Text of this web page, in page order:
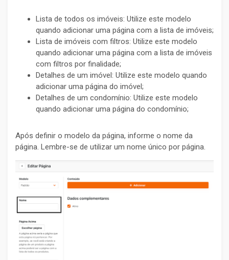
Lista de todos os imóveis: Utilize este modelo
quando adicionar uma página com a lista de imóveis;
Lista de imóveis com filtros: Utilize este modelo
quando adicionar uma página com a lista de imóveis
com filtros por finalidade;
Detalhes de um imóvel: Utilize este modelo quando
adicionar uma página do imóvel;
Detalhes de um condomínio: Utilize este modelo
quando adicionar uma página do condomínio;
Após definir o modelo da página, informe o nome da
página. Lembre-se de utilizar um nome único por página.